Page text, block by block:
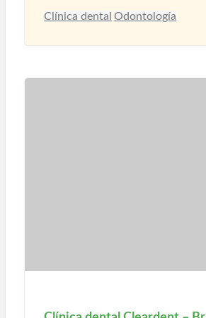
Clínica dental Odontología